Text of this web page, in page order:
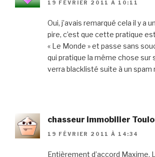
19 FÉVRIER 2011 À 10:11
Oui, j’avais remarqué cela il y a
pire, c’est que cette pratique
« Le Monde » et passe sans
qui pratique la même chose sur
verra blacklisté suite à un spam
chasseur immobilier
19 FÉVRIER 2011 À 14:34
Entièrement d’accord Maxime.